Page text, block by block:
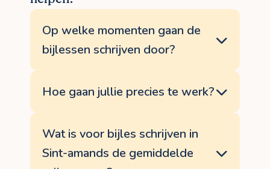
Op welke momenten gaan de
bijlessen schrijven door?
schrijven plaatsvindt. Zowel na school
tijdens de week, als in het weekend of in
zelf af met jouw docent uit Sint-amands
die matcht met jouw beschikbaarheden.
Hoe gaan jullie precies te werk?
via de website weten waar je naar op
zoek bent, wij bellen je op en vinden de
meest gepaste lesgever schrijven in de
Wat is voor bijles schrijven in
Sint-amands de gemiddelde